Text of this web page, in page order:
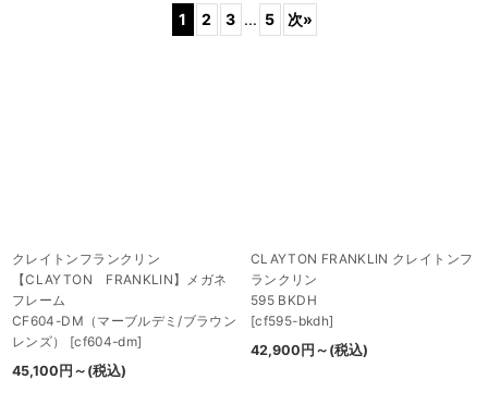
1 2 3 ... 5 次»
クレイトンフランクリン
【CLAYTON FRANKLIN】メガネ
フレーム
CF604-DM（マーブルデミ/ブラウン
レンズ）
[cf604-dm]
45,100 円 ～ (税込)
CLAYTON FRANKLIN クレイトンフ
ランクリン
595 BKDH
[cf595-bkdh]
42,900 円 ～ (税込)